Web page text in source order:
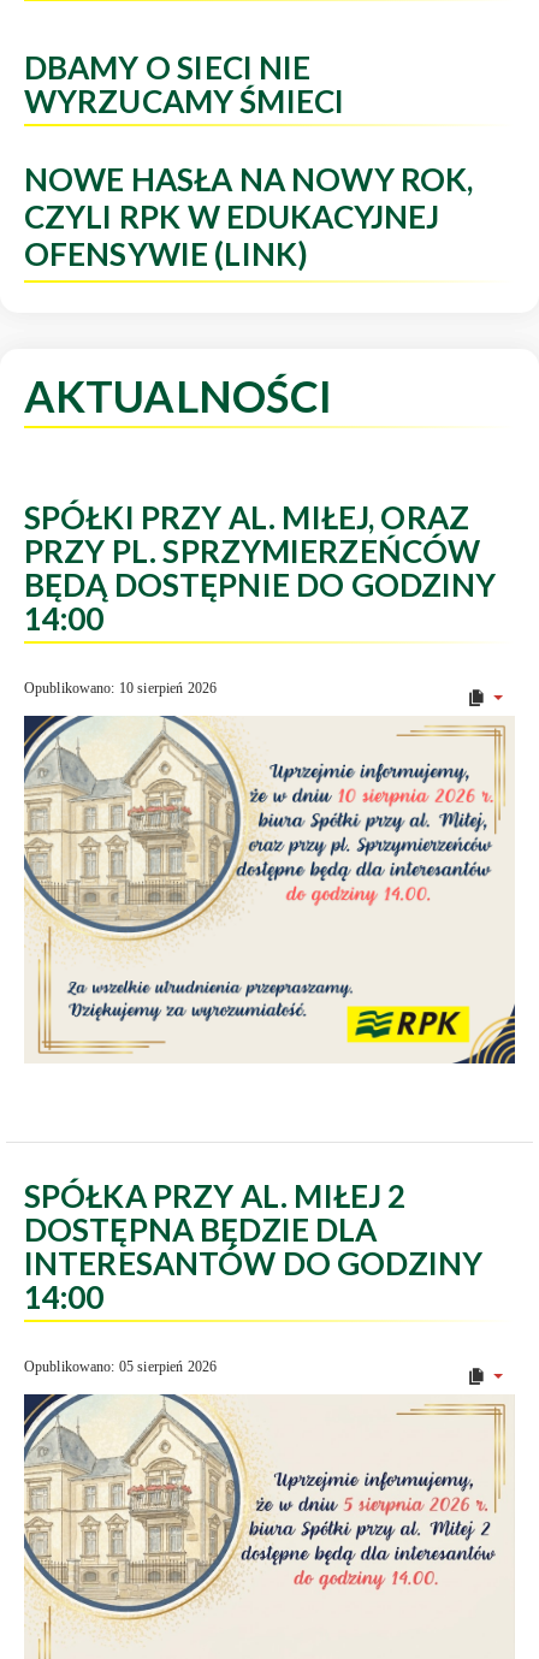
DBAMY O SIECI NIE
WYRZUCAMY ŚMIECI
NOWE HASŁA NA NOWY ROK,
CZYLI RPK W EDUKACYJNEJ
OFENSYWIE (LINK)
AKTUALNOŚCI
SPÓŁKI PRZY AL. MIŁEJ, ORAZ
PRZY PL. SPRZYMIERZEŃCÓW
BĘDĄ DOSTĘPNIE DO GODZINY
14:00
Opublikowano: 10 sierpień 2026
SPÓŁKA PRZY AL. MIŁEJ 2
DOSTĘPNA BĘDZIE DLA
INTERESANTÓW DO GODZINY
14:00
Opublikowano: 05 sierpień 2026